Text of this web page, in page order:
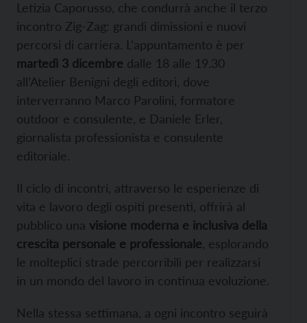
Letizia Caporusso, che condurrà anche il terzo
incontro Zig-Zag: grandi dimissioni e nuovi
percorsi di carriera. L’appuntamento è per
martedì 3 dicembre dalle 18 alle 19.30
all’Atelier Benigni degli editori, dove
interverranno Marco Parolini, formatore
outdoor e consulente, e Daniele Erler,
giornalista professionista e consulente
editoriale.
Il ciclo di incontri, attraverso le esperienze di
vita e lavoro degli ospiti presenti, offrirà al
pubblico una visione moderna e inclusiva della
crescita personale e professionale , esplorando
le molteplici strade percorribili per realizzarsi
in un mondo del lavoro in continua evoluzione.
Nella stessa settimana, a ogni incontro seguirà